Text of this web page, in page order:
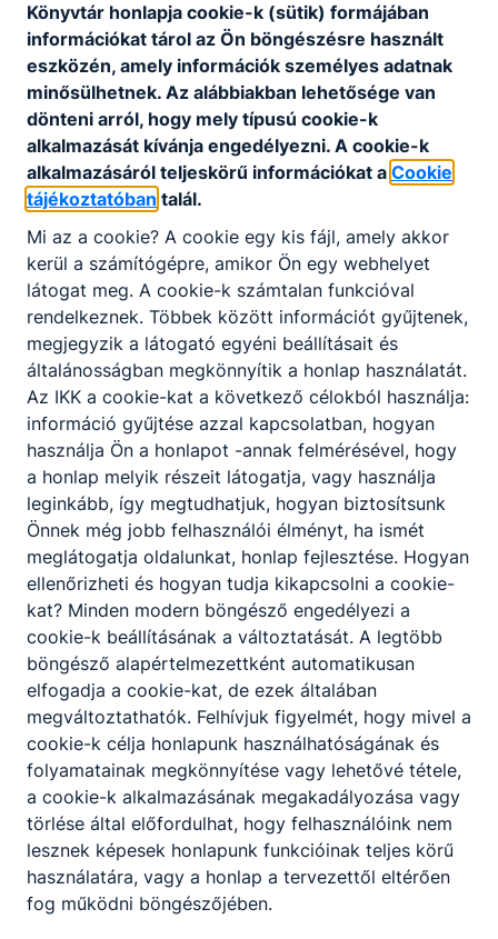
Megosztás
Partnereink
Könyvtár honlapja cookie-k (sütik) formájában
információkat tárol az Ön böngészésre használt
eszközén, amely információk személyes adatnak
minősülhetnek. Az alábbiakban lehetősége van
dönteni arról, hogy mely típusú cookie-k
alkalmazását kívánja engedélyezni. A cookie-k
alkalmazásáról teljeskörű információkat a Cookie
tájékoztatóban talál.
Mi az a cookie? A cookie egy kis fájl, amely akkor
kerül a számítógépre, amikor Ön egy webhelyet
látogat meg. A cookie-k számtalan funkcióval
rendelkeznek. Többek között információt gyűjtenek,
megjegyzik a látogató egyéni beállításait és
általánosságban megkönnyítik a honlap használatát.
Az IKK a cookie-kat a következő célokból használja:
információ gyűjtése azzal kapcsolatban, hogyan
használja Ön a honlapot -annak felmérésével, hogy
a honlap melyik részeit látogatja, vagy használja
leginkább, így megtudhatjuk, hogyan biztosítsunk
Önnek még jobb felhasználói élményt, ha ismét
meglátogatja oldalunkat, honlap fejlesztése. Hogyan
ellenőrizheti és hogyan tudja kikapcsolni a cookie-
kat? Minden modern böngésző engedélyezi a
cookie-k beállításának a változtatását. A legtöbb
böngésző alapértelmezettként automatikusan
elfogadja a cookie-kat, de ezek általában
megváltoztathatók. Felhívjuk figyelmét, hogy mivel a
cookie-k célja honlapunk használhatóságának és
folyamatainak megkönnyítése vagy lehetővé tétele,
a cookie-k alkalmazásának megakadályozása vagy
törlése által előfordulhat, hogy felhasználóink nem
lesznek képesek honlapunk funkcióinak teljes körű
használatára, vagy a honlap a tervezettől eltérően
fog működni böngészőjében.